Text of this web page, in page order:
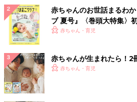
赤ちゃんのお世話まるわ
ブ 夏号』〈巻頭大特集〉
く！ おっぱい・ミルクの
赤ちゃん・育児
赤ちゃんが生まれたら！2
赤ちゃん・育児